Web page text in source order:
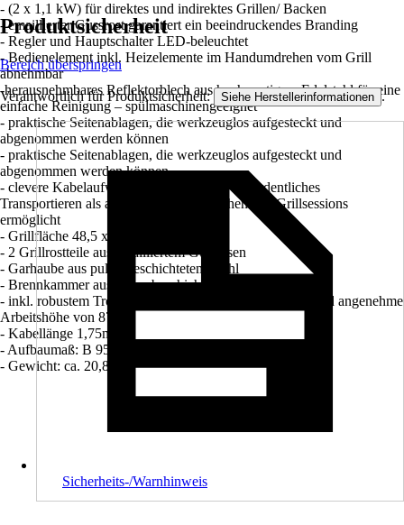
- (2 x 1,1 kW) für direktes und indirektes Grillen/ Backen
- emaillierter Gussrost garantiert ein beeindruckendes Branding
- Regler und Hauptschalter LED-beleuchtet
- Bedienelement inkl. Heizelemente im Handumdrehen vom Grill
abnehmbar​
-herausnehmbares Reflektorblech aus hochwertigem Edelstahl für eine
einfache Reinigung – spülmaschinengeeignet​
- praktische Seitenablagen, die werkzeuglos aufgesteckt und
abgenommen werden können ​
- praktische Seitenablagen, die werkzeuglos aufgesteckt und
abgenommen werden können ​
- clevere Kabelaufwicklung, die sowohl ein ordentliches
Transportieren als auch Verstauen zwischen den Grillsessions
ermöglicht ​
- Grillfläche 48,5 x 31,5 cm / 1.468cm²
- 2 Grillrostteile aus emailliertem Gusseisen
- Garhaube aus pulverbeschichtetem Stahl
- Brennkammer aus pulverbeschichtetem Aluguss
- inkl. robustem Trolley für einfachen Standortwechsel und angenehme
Arbeitshöhe von 87cm
- Kabellänge 1,75m
- Aufbaumaß: B 95 x T 60x H 95,5cm
- Gewicht: ca. 20,8kg
Produktsicherheit
Bereich überspringen
Verantwortlich für Produktsicherheit: Siehe Herstellerinformationen .
Sicherheits-/Warnhinweis